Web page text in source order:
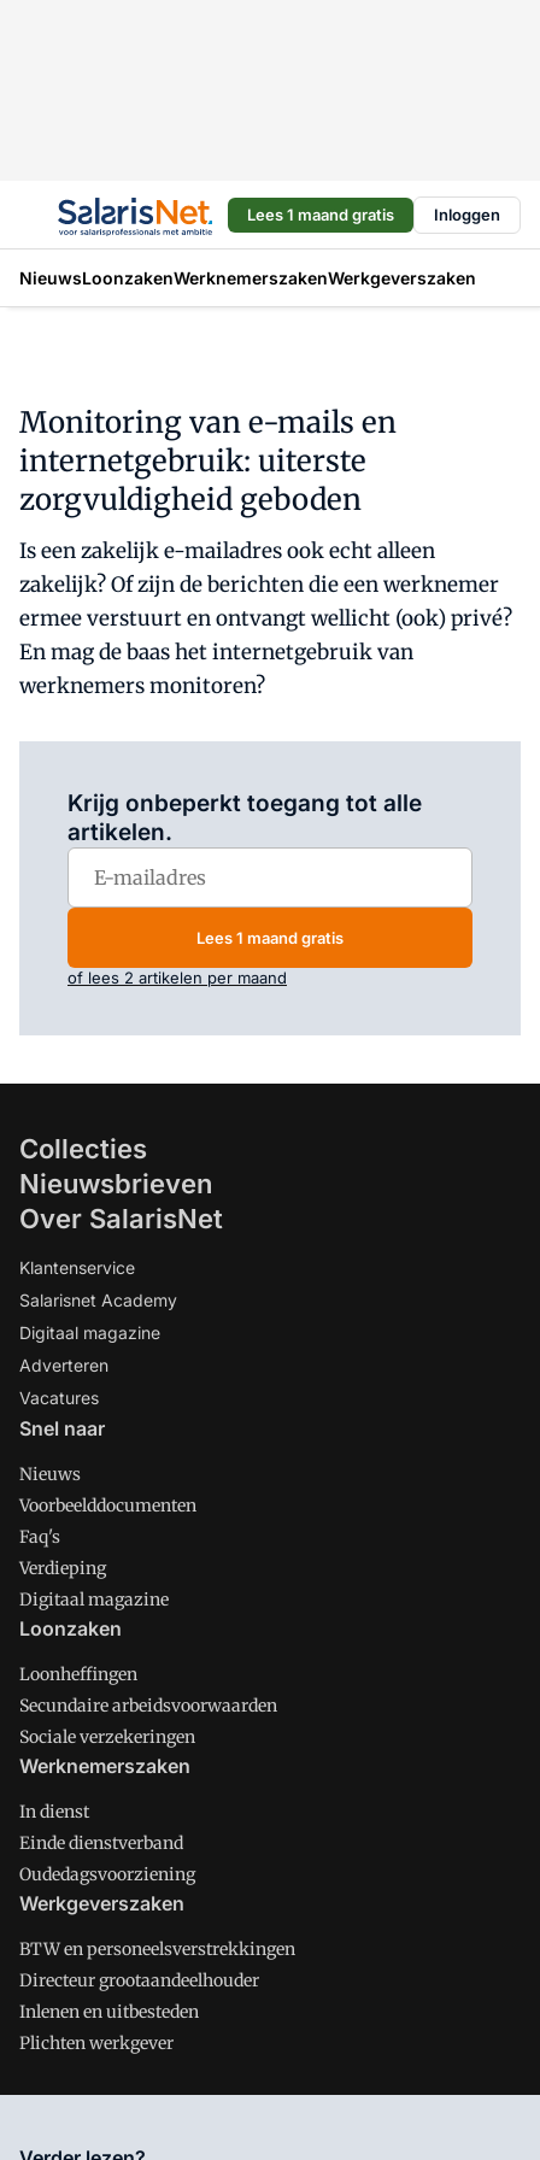
Lees 1 maand gratis Inloggen
NieuwsLoonzakenWerknemerszakenWerkgeverszaken
Monitoring van e-mails en
internetgebruik: uiterste
zorgvuldigheid geboden
Is een zakelijk e-mailadres ook echt alleen
zakelijk? Of zijn de berichten die een werknemer
ermee verstuurt en ontvangt wellicht (ook) privé?
En mag de baas het internetgebruik van
werknemers monitoren?
Krijg onbeperkt toegang tot alle
artikelen.
Lees 1 maand gratis
of lees 2 artikelen per maand
Collecties
Nieuwsbrieven
Over SalarisNet
Klantenservice
Salarisnet Academy
Digitaal magazine
Adverteren
Vacatures
Snel naar
Nieuws
Voorbeelddocumenten
Faq's
Verdieping
Digitaal magazine
Loonzaken
Loonheffingen
Secundaire arbeidsvoorwaarden
Sociale verzekeringen
Werknemerszaken
In dienst
Einde dienstverband
Oudedagsvoorziening
Werkgeverszaken
BTW en personeelsverstrekkingen
Directeur grootaandeelhouder
Inlenen en uitbesteden
Plichten werkgever
Salarisnet is onderdeel van VMN media. Lees in